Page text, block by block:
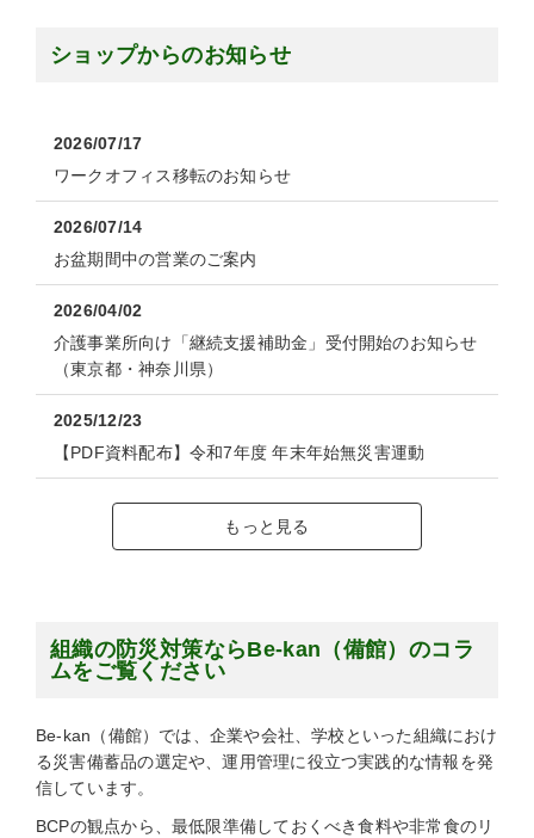
ショップからのお知らせ
2026/07/17
ワークオフィス移転のお知らせ
2026/07/14
お盆期間中の営業のご案内
2026/04/02
介護事業所向け「継続支援補助金」受付開始のお知らせ
（東京都・神奈川県）
2025/12/23
【PDF資料配布】令和7年度 年末年始無災害運動
もっと見る
組織の防災対策ならBe-kan（備館）のコラ
ムをご覧ください
Be-kan（備館）では、企業や会社、学校といった組織におけ
る災害備蓄品の選定や、運用管理に役立つ実践的な情報を発
信しています。
BCPの観点から、最低限準備しておくべき食料や非常食のリ